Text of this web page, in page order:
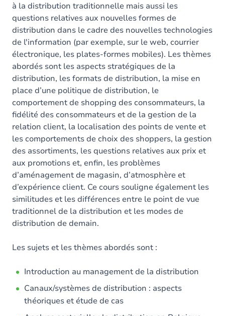
à la distribution traditionnelle mais aussi les
questions relatives aux nouvelles formes de
distribution dans le cadre des nouvelles technologies
de l'information (par exemple, sur le web, courrier
électronique, les plates-formes mobiles). Les thèmes
abordés sont les aspects stratégiques de la
distribution, les formats de distribution, la mise en
place d’une politique de distribution, le
comportement de shopping des consommateurs, la
fidélité des consommateurs et de la gestion de la
relation client, la localisation des points de vente et
les comportements de choix des shoppers, la gestion
des assortiments, les questions relatives aux prix et
aux promotions et, enfin, les problèmes
d’aménagement de magasin, d’atmosphère et
d’expérience client. Ce cours souligne également les
similitudes et les différences entre le point de vue
traditionnel de la distribution et les modes de
distribution de demain.
Les sujets et les thèmes abordés sont :
Introduction au management de la distribution
Canaux/systèmes de distribution : aspects
théoriques et étude de cas